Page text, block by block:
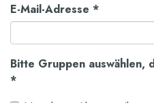
E-Mail-Adresse *
Bitte Gruppen auswählen,
*